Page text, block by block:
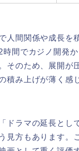
人間関係や成長を
時間でカジノ開発
そのため、展開が
積み上げが薄く感
ドラマの延長とし
見方もあります。